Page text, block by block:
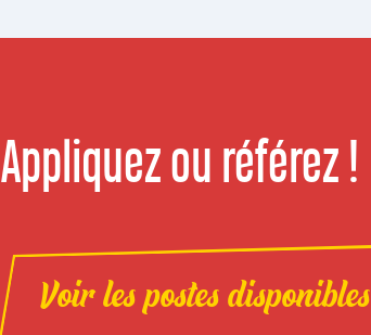
Appliquez ou référez !
Voir les postes disponibles